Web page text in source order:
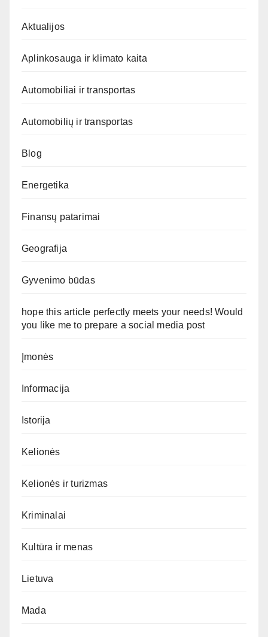
Aktualijos
Aplinkosauga ir klimato kaita
Automobiliai ir transportas
Automobilių ir transportas
Blog
Energetika
Finansų patarimai
Geografija
Gyvenimo būdas
hope this article perfectly meets your needs! Would
you like me to prepare a social media post
Įmonės
Informacija
Istorija
Kelionės
Kelionės ir turizmas
Kriminalai
Kultūra ir menas
Lietuva
Mada